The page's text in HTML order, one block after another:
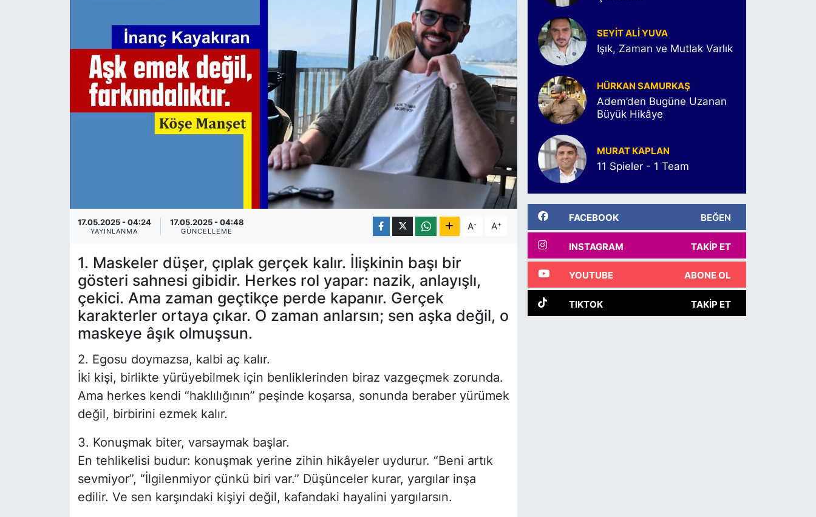
17.05.2025 - 04:24
YAYINLANMA
17.05.2025 - 04:48
GÜNCELLEME A- A+
1. Maskeler düşer, çıplak gerçek kalır. İlişkinin başı bir
gösteri sahnesi gibidir. Herkes rol yapar: nazik, anlayışlı,
çekici. Ama zaman geçtikçe perde kapanır. Gerçek
karakterler ortaya çıkar. O zaman anlarsın; sen aşka değil, o
maskeye âşık olmuşsun.
2. Egosu doymazsa, kalbi aç kalır.
İki kişi, birlikte yürüyebilmek için benliklerinden biraz vazgeçmek zorunda.
Ama herkes kendi “haklılığının” peşinde koşarsa, sonunda beraber yürümek
değil, birbirini ezmek kalır.
3. Konuşmak biter, varsaymak başlar.
En tehlikelisi budur: konuşmak yerine zihin hikâyeler uydurur. “Beni artık
sevmiyor”, “İlgilenmiyor çünkü biri var.” Düşünceler kurar, yargılar inşa
edilir. Ve sen karşındaki kişiyi değil, kafandaki hayalini yargılarsın.
SEYIT ALI YUVA
Işık, Zaman ve Mutlak Varlık
HÜRKAN SAMURKAŞ
Adem’den Bugüne Uzanan
Büyük Hikâye
MURAT KAPLAN
11 Spieler - 1 Team
FACEBOOK BEĞEN
INSTAGRAM TAKIP ET
YOUTUBE ABONE OL
TIKTOK TAKIP ET
SAĞLIK